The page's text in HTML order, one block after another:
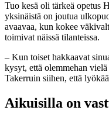
Tuo kesä oli tärkeä opetus
yksinäistä on joutua
avaavaa, kun kokee
toimivat näissä tilanteissa.
– Kun toiset hakkaavat
kysyt, että olemmehan
Takerruin siihen, että
Aikuisilla on